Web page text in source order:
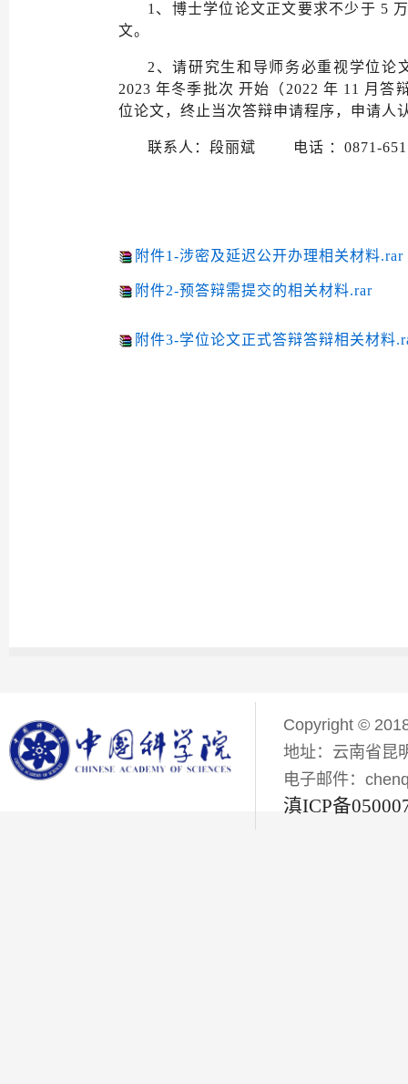
1、博士学位论文正文要求不少于 5
文。
2、请研究生和导师务必重视学位论
2023 年冬季批次 开始（2022 年 11 月答
位论文，终止当次答辩申请程序，申请人
联系人：段丽斌 电话 ：0871-
附件1-涉密及延迟公开办理相关材料.rar
附件2-预答辩需提交的相关材料.rar
附件3-学位论文正式答辩答辩相关材料
Copyright ©
地址：云南省昆
电子邮件：
滇ICP备